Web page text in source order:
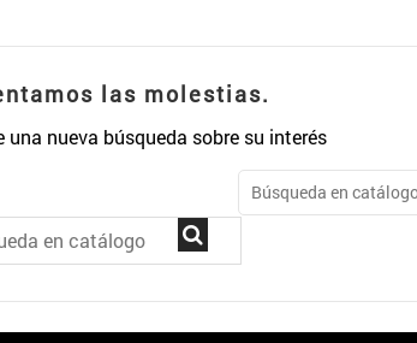
las molestias.
una nueva búsqueda sobre su interés